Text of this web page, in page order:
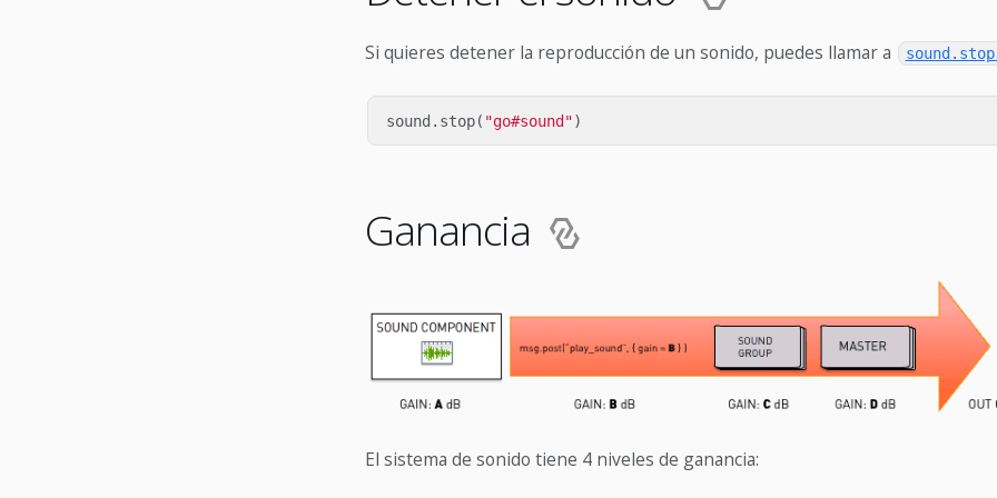
Si quieres detener la reproducción de un sonido, puedes llamar a
sound . stop( "go#sound")
Ganancia
El sistema de sonido tiene 4 niveles de ganancia: